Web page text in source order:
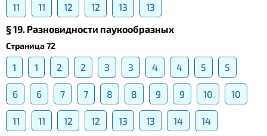
11 11 12 12 13
13
§ 19. Разновидности паукообразных
Страница 72
1 1 2 2 3 3 4 4 5 5
6 6 7 7 8 8 9 9 10 10
11 11 12 12 13 13 14 14